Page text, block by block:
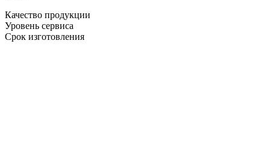
Качество продукции
Уровень сервиса
Срок изготовления